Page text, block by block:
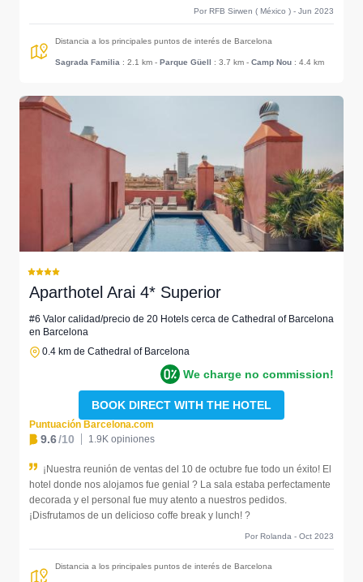
Por RFB Sirwen ( México ) - Jun 2023
Distancia a los principales puntos de interés de Barcelona
Sagrada Familia : 2.1 km - Parque Güell : 3.7 km - Camp Nou : 4.4 km
Aparthotel Arai 4* Superior
#6 Valor calidad/precio de 20 Hotels cerca de Cathedral of Barcelona
en Barcelona
0.4 km de Cathedral of Barcelona
We charge no commission!
BOOK DIRECT WITH THE HOTEL
Puntuación Barcelona.com
9.6/10 1.9K opiniones
¡Nuestra reunión de ventas del 10 de octubre fue todo un éxito! El
hotel donde nos alojamos fue genial ? La sala estaba perfectamente
decorada y el personal fue muy atento a nuestros pedidos.
¡Disfrutamos de un delicioso coffe break y lunch! ?
Por Rolanda - Oct 2023
Distancia a los principales puntos de interés de Barcelona